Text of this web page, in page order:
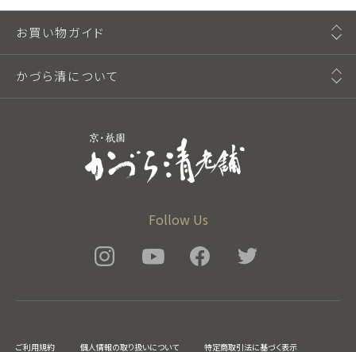
Follow Us
お買い物ガイド
かづら清について
ご利用規約 個人情報の取り扱いについて 特定商取引法に基づく表示